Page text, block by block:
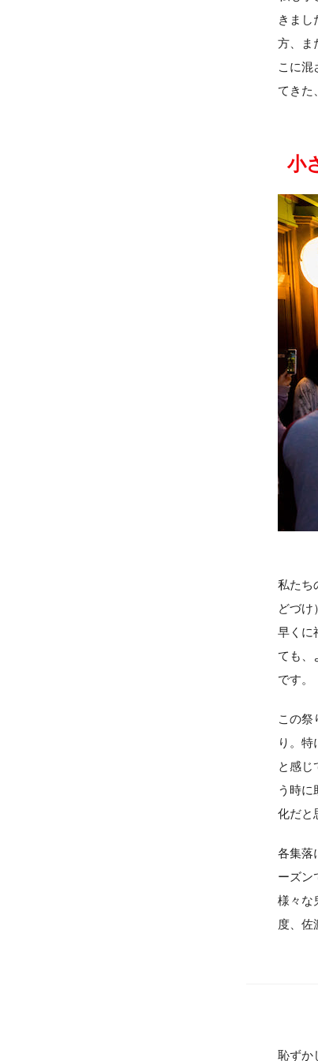
きまし
方、ま
こに混
てきた
小
私たち
どづけ
早くに
ても、
です。
この祭
り。
と感じ
う時に
化だと
各集落
ーズン
様々な
度、佐
恥ずか